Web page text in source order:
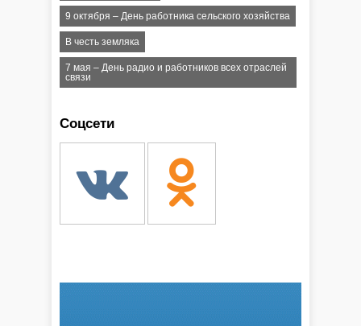
9 октября – День работника сельского хозяйства
В честь земляка
7 мая – День радио и работников всех отраслей
связи
Соцсети